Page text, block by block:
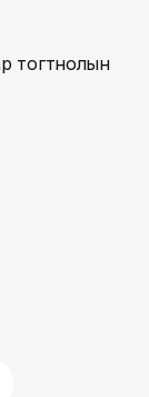
тогтнолын